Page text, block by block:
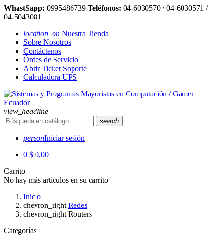
WhastSapp: 0995486739 Teléfonos: 04-6030570 / 04-6030571 /
04-5043081
location_on Nuestra Tienda
Sobre Nosotros
Contáctenos
Órdes de Servicio
Abrir Ticket Soporte
Calculadora UPS
view_headline
search
personIniciar sesión
0 $ 0,00
Carrito
No hay más artículos en su carrito
Inicio
chevron_right Redes
chevron_right Routers
Categorías